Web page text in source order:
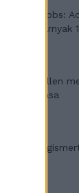
Elyna Robbs:
örökölt árnyak
Woody Allen
zsenialitása
A világ